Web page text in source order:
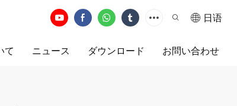
日语
て ニュース ダウンロード お問い合わせ